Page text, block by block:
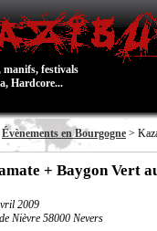
manifs, festivals
Hardcore...
Évènements en Bourgogne >
+ Baygon Vert
2009
Nièvre 58000 Nevers